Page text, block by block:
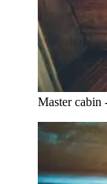
Master cabin